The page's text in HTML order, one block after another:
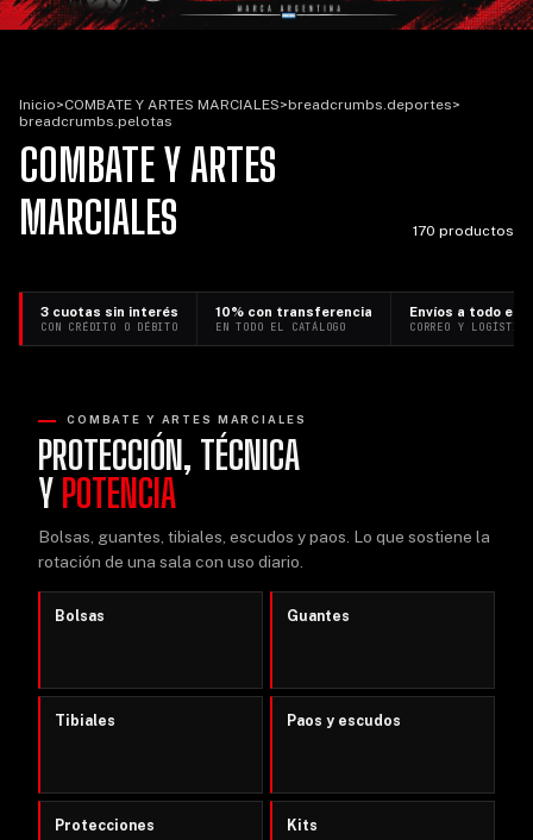
Inicio>COMBATE Y ARTES MARCIALES>breadcrumbs.deportes>
breadcrumbs.pelotas
COMBATE Y ARTES
MARCIALES
170 productos
3 cuotas sin interés
CON CRÉDITO O DÉBITO
10% con transferencia
EN TODO EL CATÁLOGO
Envíos a todo el
CORREO Y
COMBATE Y ARTES MARCIALES
PROTECCIÓN, TÉCNICA
Y POTENCIA
Bolsas, guantes, tibiales, escudos y paos. Lo que sostiene la
rotación de una sala con uso diario.
Bolsas Guantes
Tibiales Paos y escudos
Protecciones Kits